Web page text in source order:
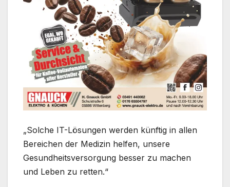
„Solche IT-Lösungen werden künftig in allen
Bereichen der Medizin helfen, unsere
Gesundheitsversorgung besser zu machen
und Leben zu retten.“